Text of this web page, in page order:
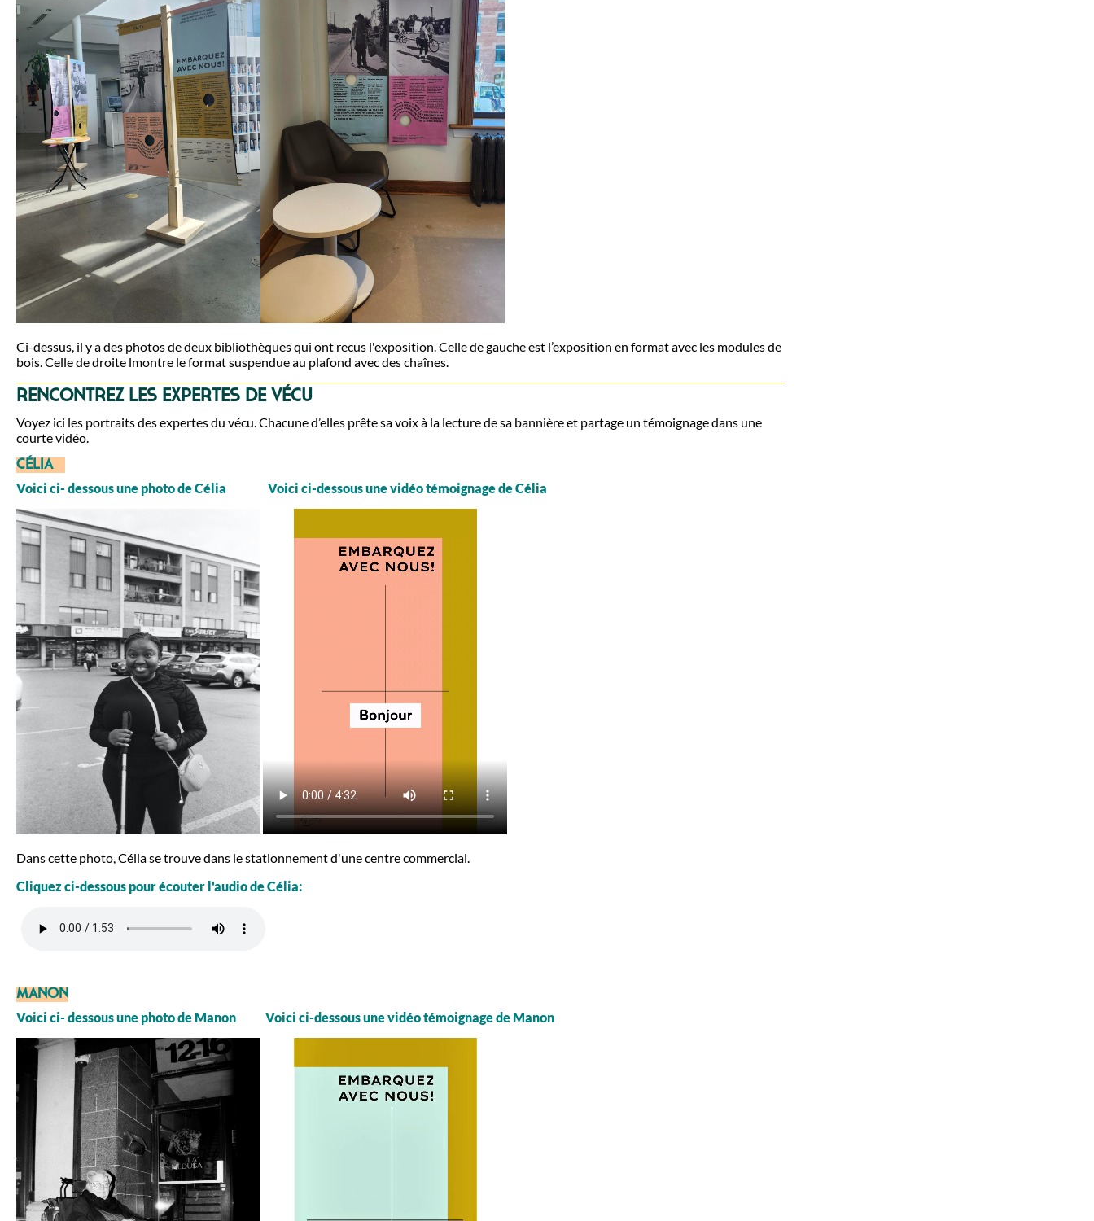
Ci-dessus, il y a des photos de deux bibliothèques qui ont recus l'exposition. Celle de gauche est l’exposition en format avec les modules de
bois. Celle de droite lmontre le format suspendue au plafond avec des chaînes.
Rencontrez les expertes de vécu
Voyez ici les portraits des expertes du vécu. Chacune d’elles prête sa voix à la lecture de sa bannière et partage un témoignage dans une
courte vidéo.
Célia
Voici ci- dessous une photo de Célia Voici ci-dessous une vidéo témoignage de Célia
Dans cette photo, Célia se trouve dans le stationnement d'une centre commercial.
Cliquez ci-dessous pour écouter l'audio de Célia:
Manon
Voici ci- dessous une photo de Manon Voici ci-dessous une vidéo témoignage de Manon